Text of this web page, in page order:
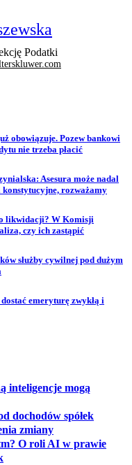
Podatki
z
obowiązuje. Pozew bankowi
nie trzeba płacić
Asesura może nadal
rozważamy
likwidacji? W Komisji
czy ich zastąpić
służby cywilnej pod dużym
emeryturę zwykłą i
inteligencje mogą
w nowej karcie
dochodów spółekotwiera
zmianyotwiera się w
O roli AI w prawie
otwiera się w nowej karcie